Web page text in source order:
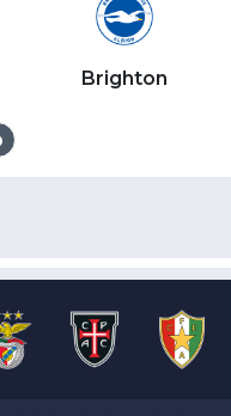
Brighton